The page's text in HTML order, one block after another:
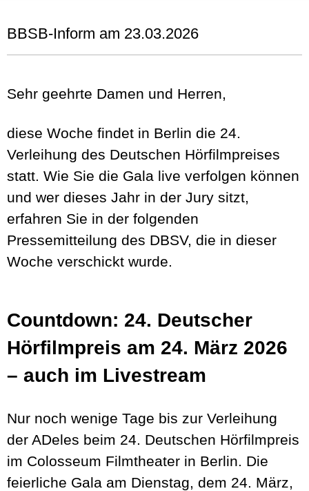
BBSB-Inform am 23.03.2026
Sehr geehrte Damen und Herren,
diese Woche findet in Berlin die 24.
Verleihung des Deutschen Hörfilmpreises
statt. Wie Sie die Gala live verfolgen können
und wer dieses Jahr in der Jury sitzt,
erfahren Sie in der folgenden
Pressemitteilung des DBSV, die in dieser
Woche verschickt wurde.
Countdown: 24. Deutscher
Hörfilmpreis am 24. März 2026
– auch im Livestream
Nur noch wenige Tage bis zur Verleihung
der ADeles beim 24. Deutschen Hörfilmpreis
im Colosseum Filmtheater in Berlin. Die
feierliche Gala am Dienstag, dem 24. März,